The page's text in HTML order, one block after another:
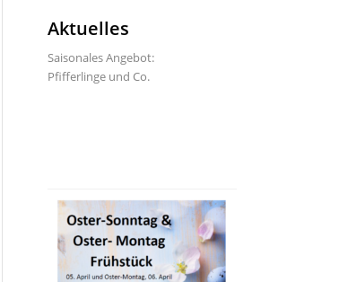
Aktuelles
Saisonales Angebot:
Pfifferlinge und Co.